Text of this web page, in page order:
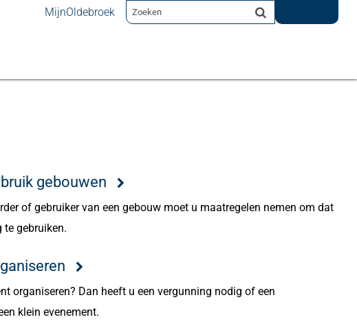
MijnOldebroek
gebouwen
of gebruiker van een gebouw moet u maatregelen nemen om dat
gebruiken.
organiseren? Dan heeft u een vergunning nodig of een
klein evenement.